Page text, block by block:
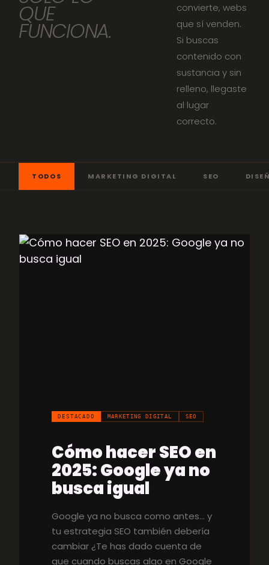
INSTAGRAMTIKTOK WHATSAPPEMAIL
QUE
FUNCIONA.
convierte, webs
que sí venden.
Si buscas
contenido con
sustancia y sin
relleno, llegaste
al lugar
correcto.
TODOS MARKETING DIGITAL SEO
DESTACADO MARKETING DIGITAL SEO
Cómo hacer SEO en
2025: Google ya no
busca igual
Google ya no busca como antes… y
tu estrategia SEO también debería
cambiar ¿Te has dado cuenta de
que cuando buscas algo en Google